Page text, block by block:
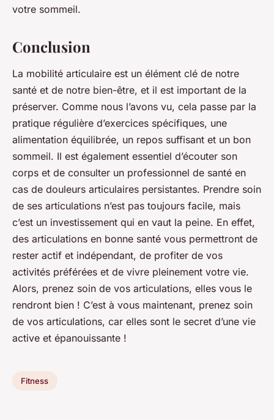
votre sommeil.
Conclusion
La mobilité articulaire est un élément clé de notre
santé et de notre bien-être, et il est important de la
préserver. Comme nous l’avons vu, cela passe par la
pratique régulière d’exercices spécifiques, une
alimentation équilibrée, un repos suffisant et un bon
sommeil. Il est également essentiel d’écouter son
corps et de consulter un professionnel de santé en
cas de douleurs articulaires persistantes. Prendre soin
de ses articulations n’est pas toujours facile, mais
c’est un investissement qui en vaut la peine. En effet,
des articulations en bonne santé vous permettront de
rester actif et indépendant, de profiter de vos
activités préférées et de vivre pleinement votre vie.
Alors, prenez soin de vos articulations, elles vous le
rendront bien ! C’est à vous maintenant, prenez soin
de vos articulations, car elles sont le secret d’une vie
active et épanouissante !
Fitness